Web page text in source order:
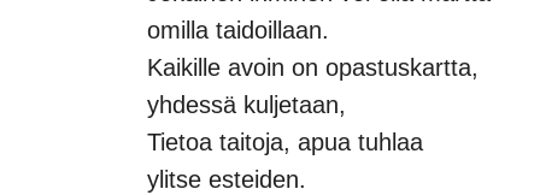
omilla taidoillaan.
Kaikille avoin on opastuskartta,
yhdessä kuljetaan,
Tietoa taitoja, apua tuhlaa
ylitse esteiden.